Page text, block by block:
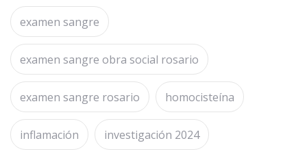
examen sangre
examen sangre obra social rosario
examen sangre rosario homocisteína
inflamación investigación 2024